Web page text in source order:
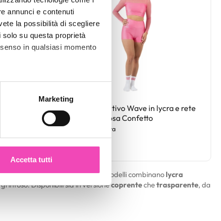
annunci e contenuti
la possibilità di scegliere
su questa proprietà
in qualsiasi momento
metro,
che ha fornito loro o
Marketing
Accetta tutti
Crop top sportivo Wave in lycra e rete
per Donna Rosa Confetto
Codice : croplycra
€ 45,00
artistico e in altre attività. I modelli combinanolycra
Disponibili sia in versionecoprentechetrasparente, da